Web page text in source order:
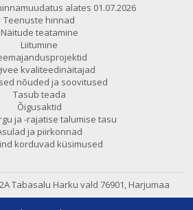
alates 01.07.2026
Teenuste hinnad
Näitude teatamine
Liitumine
kvaliteedinäitajad
nõuded ja soovitused
Tasub teada
Õigusaktid
ja -rajatise talumise tasu
ja piirkonnad
korduvad küsimused
Tabasalu Harku vald 76901, Harjumaa